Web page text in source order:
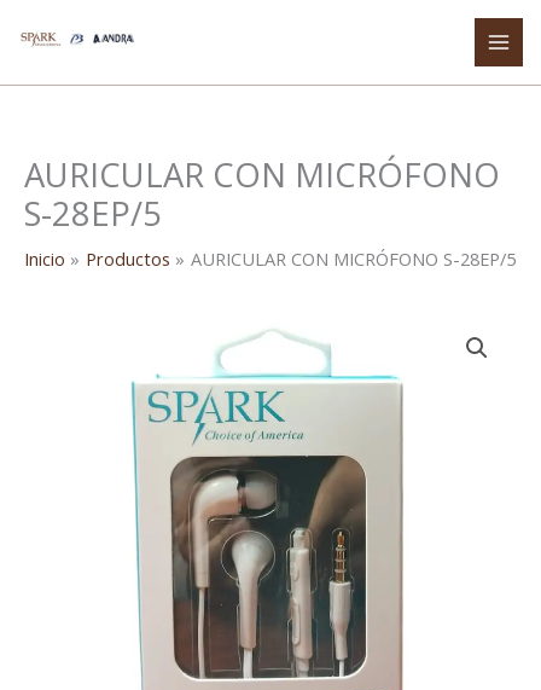
AURICULAR CON MICRÓFONO
S-28EP/5
Inicio Productos AURICULAR CON MICRÓFONO S-28EP/5
MICRÓFONO